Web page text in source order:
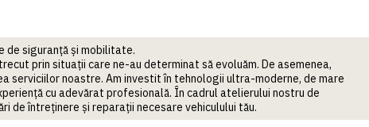
de siguranță și mobilitate.
prin situații care ne-au determinat să evoluăm. De asemenea,
serviciilor noastre. Am investit în tehnologii ultra-moderne, de mare
cu adevărat profesională. În cadrul atelierului nostru de
de întreținere și reparații necesare vehiculului tău.